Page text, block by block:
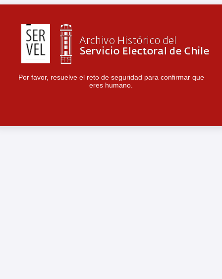
Por favor, resuelve el reto de seguridad para confirmar que
eres humano.